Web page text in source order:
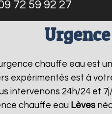
72 59 92 27
chauffe eau est
expérimentés est à
intervenons 24h/24 et
chauffe eau Lèves